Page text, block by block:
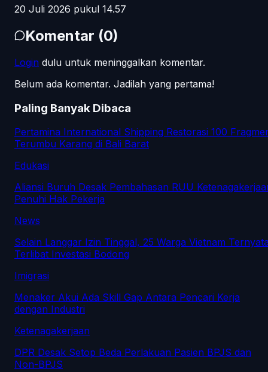
20 Juli 2026 pukul 14.57
Komentar (0)
Login dulu untuk meninggalkan komentar.
Belum ada komentar. Jadilah yang pertama!
Paling Banyak Dibaca
Pertamina International Shipping Restorasi 100
Terumbu Karang di Bali Barat
Edukasi
Aliansi Buruh Desak Pembahasan RUU
Penuhi Hak Pekerja
News
Selain Langgar Izin Tinggal, 25 Warga Vietnam
Terlibat Investasi Bodong
Imigrasi
Menaker Akui Ada Skill Gap Antara Pencari Kerja
dengan Industri
Ketenagakerjaan
DPR Desak Setop Beda Perlakuan Pasien BPJS dan
Non-BPJS